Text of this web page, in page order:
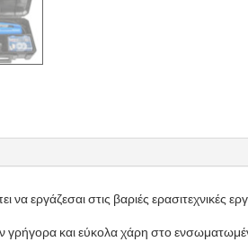
εργάζεσαι στις βαριές ερασιτεχνικές
και εύκολα χάρη στο